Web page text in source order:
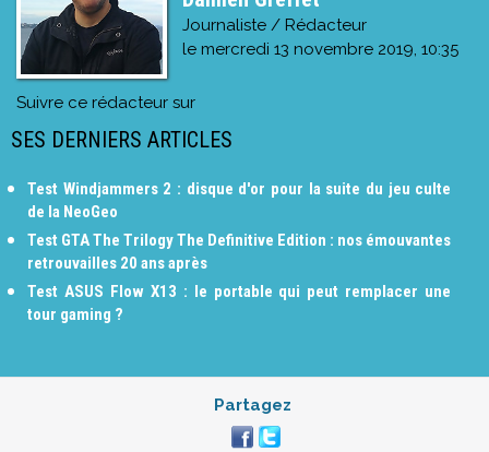
Journaliste / Rédacteur
le mercredi 13 novembre 2019, 10:35
Suivre ce rédacteur sur
SES DERNIERS ARTICLES
Test Windjammers 2 : disque d'or pour la suite du jeu culte
de la NeoGeo
Test GTA The Trilogy The Definitive Edition : nos émouvantes
retrouvailles 20 ans après
Test ASUS Flow X13 : le portable qui peut remplacer une
tour gaming ?
Partagez